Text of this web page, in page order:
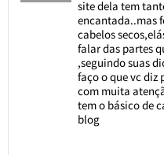
site dela tem
encantada..mas
cabelos
falar das partes
,seguindo suas
faço o que vc diz
com muita
tem o básico de
blog